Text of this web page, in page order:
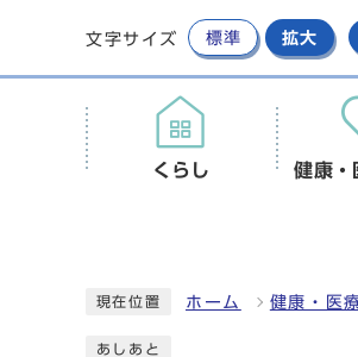
文字サイズ 標準 拡大
くらし 健康・
現在位置 ホーム 健康・医
あしあと